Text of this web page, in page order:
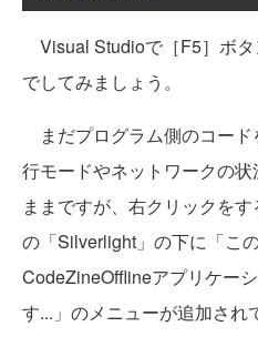
Visual Studioで［F5］ボ
でしてみましょう。
まだプログラム側のコー
行モードやネットワークの
ままですが、右クリックを
の「Silverlight」の下に「こ
CodeZineOfflineアプリケー
す...」のメニューが追加され